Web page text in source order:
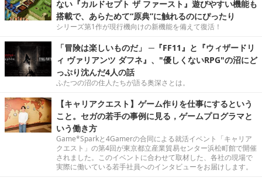
ない『カルドセプト ザ ファースト』遊びやすい機能も
搭載で、あらためて“原典”に触れるのにぴったり
シリーズ第1作が現行機向けの新機能を備えて復活！
「冒険は楽しいものだ」 ─『FF11』と『ウィザードリ
ィ ヴァリアンツ ダフネ』、"優しくないRPG"の沼にど
っぷり沈んだ4人の話
ふたつの沼の住人たちが語る奥深さとは。
【キャリアクエスト】ゲーム作りを仕事にするという
こと。セガの若手の事例に見る，ゲームプログラマと
いう働き方
Game*Sparkと4Gamerの合同による就活イベント「キャリア
クエスト」の第4回が東京都立産業貿易センター浜松町館で開催
されました。このイベントに合わせて取材した、各社の現場で
実際に働いている若手社員へのインタビューをお届けします。